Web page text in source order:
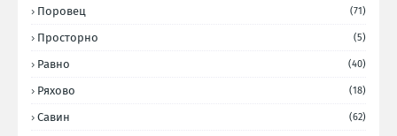
Поровец (71)
Просторно (5)
Равно (40)
Ряхово (18)
Савин (62)